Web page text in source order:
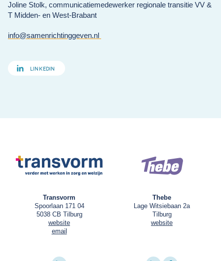
Joline Stolk, communicatiemedewerker regionale transitie VV &
T Midden- en West-Brabant
info@samenrichtinggeven.nl
LINKEDIN
Transvorm
Spoorlaan 171 04
5038 CB Tilburg
website
email
Thebe
Lage Witsiebaan 2a
Tilburg
website